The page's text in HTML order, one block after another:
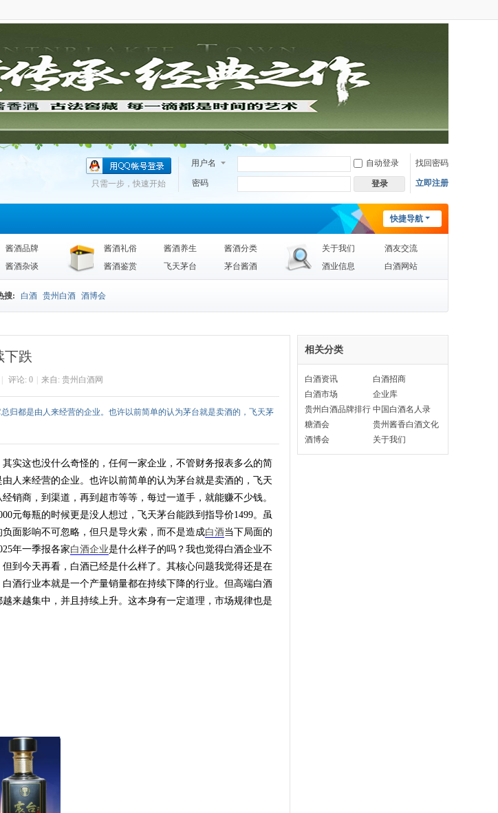
用户名 自动登录 找回密码
密码 登录 立即注册
只需一步，快速开始
快捷导航
酱酒品牌
酱酒杂谈
酱酒礼俗 酱酒养生
酱酒分类
酱酒鉴赏
飞天茅台 茅台酱酒
关于我们
酒友交流
酒业信息
白酒网站
搜: 白酒 贵州白酒 酒博会
下跌
评论: 0 来自: 贵州白酒网
归都是由人来经营的企业。也许以前简单的认为茅台就是卖酒的，飞天茅
其实这也没什么奇怪的，任何一家企业，不管财务报表多么的简
人来经营的企业。也许以前简单的认为茅台就是卖酒的，飞天
销商，到渠道，再到超市等等，每过一道手，就能赚不少钱。
元每瓶的时候更是没人想过，飞天茅台能跌到指导价1499。虽
面影响不可忽略，但只是导火索，而不是造成白酒当下局面的
年一季报各家白酒企业是什么样子的吗？我也觉得白酒企业不
到今天再看，白酒已经是什么样了。其核心问题我觉得还是在
酒行业本就是一个产量销量都在持续下降的行业。但高端白酒
来越集中，并且持续上升。这本身有一定道理，市场规律也是
相关分类
白酒资讯
白酒招商
白酒市场
企业库
贵州白酒品牌排行
榜
中国白酒名人录
糖酒会
贵州酱香白酒文化
酒博会
关于我们